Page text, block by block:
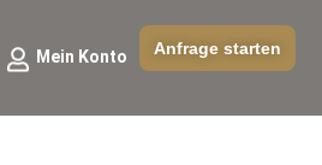
Mein Konto Anfrage starten